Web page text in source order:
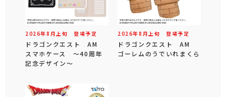
2026年8 月 上旬 登場予定
ドラゴンクエスト AM
スマホケース ～40周年
記念デザイン～
2026年8 月 上旬 登場予定
ドラゴンクエスト AM
ゴーレムのうでいれまくら